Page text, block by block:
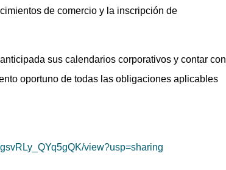
de comercio y la inscripción de
sus calendarios corporativos y contar con
oportuno de todas las obligaciones aplicables
view?usp=sharing